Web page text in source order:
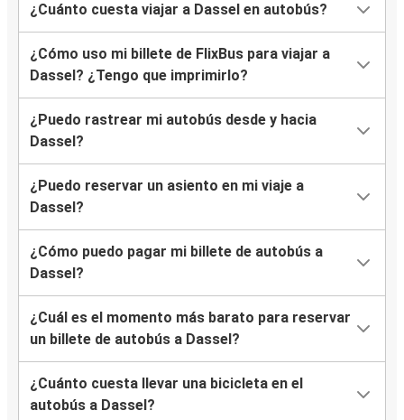
¿Cuánto cuesta viajar a Dassel en autobús?
¿Cómo uso mi billete de FlixBus para viajar a
Dassel? ¿Tengo que imprimirlo?
¿Puedo rastrear mi autobús desde y hacia
Dassel?
¿Puedo reservar un asiento en mi viaje a
Dassel?
¿Cómo puedo pagar mi billete de autobús a
Dassel?
¿Cuál es el momento más barato para reservar
un billete de autobús a Dassel?
¿Cuánto cuesta llevar una bicicleta en el
autobús a Dassel?